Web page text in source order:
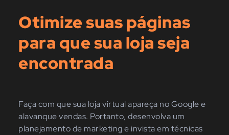
Otimize suas páginas
para que sua loja seja
encontrada
Faça com que sua loja virtual apareça no Google e
alavanque vendas. Portanto, desenvolva um
planejamento de marketing e invista em técnicas